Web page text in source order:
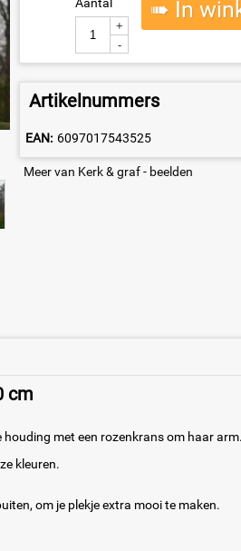
+
-
➠ In
Artikelnummers
EAN: 6097017543525
Meer van Kerk & graf - beelden
cm
met een rozenkrans om haar arm.
kleuren.
om je plekje extra mooi te maken.